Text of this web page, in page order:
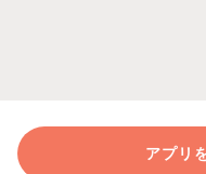
アプリ